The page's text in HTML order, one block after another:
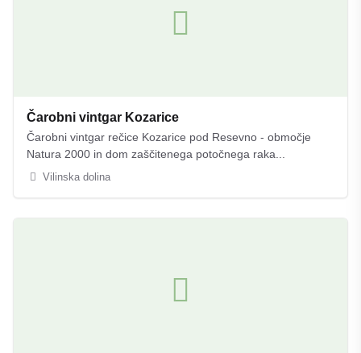
Čarobni vintgar Kozarice
Čarobni vintgar rečice Kozarice pod Resevno - območje
Natura 2000 in dom zaščitenega potočnega raka...
Vilinska dolina